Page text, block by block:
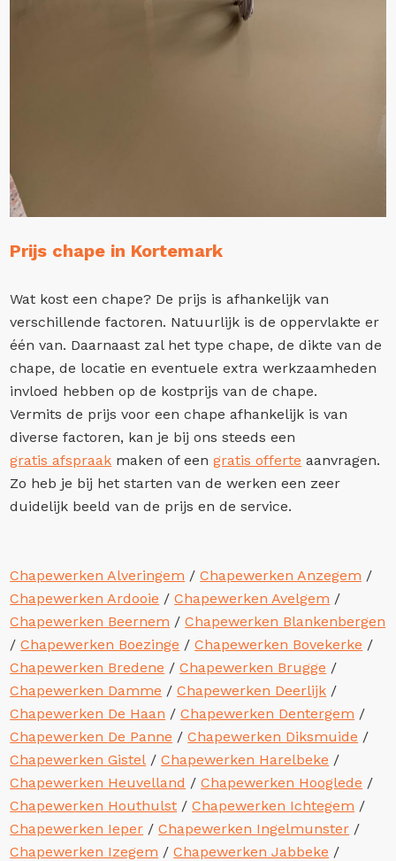
Prijs chape in Kortemark
Wat kost een chape? De prijs is afhankelijk van
verschillende factoren. Natuurlijk is de oppervlakte er
één van. Daarnaast zal het type chape, de dikte van de
chape, de locatie en eventuele extra werkzaamheden
invloed hebben op de kostprijs van de chape.
Vermits de prijs voor een chape afhankelijk is van
diverse factoren, kan je bij ons steeds een
gratis afspraak maken of eengratis offerte aanvragen.
Zo heb je bij het starten van de werken een zeer
duidelijk beeld van de prijs en de service.
Chapewerken Alveringem /Chapewerken Anzegem /
Chapewerken Ardooie /Chapewerken Avelgem /
Chapewerken Beernem /Chapewerken Blankenbergen
/Chapewerken Boezinge /Chapewerken Bovekerke /
Chapewerken Bredene /Chapewerken Brugge /
Chapewerken Damme /Chapewerken Deerlijk /
Chapewerken De Haan /Chapewerken Dentergem /
Chapewerken De Panne /Chapewerken Diksmuide /
Chapewerken Gistel /Chapewerken Harelbeke /
Chapewerken Heuvelland /Chapewerken Hooglede /
Chapewerken Houthulst /Chapewerken Ichtegem /
Chapewerken Ieper /Chapewerken Ingelmunster /
Chapewerken Izegem /Chapewerken Jabbeke /